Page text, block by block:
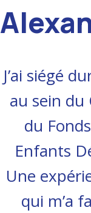
J’ai siégé
au sein du
du
Enfants
Une
qui m’a